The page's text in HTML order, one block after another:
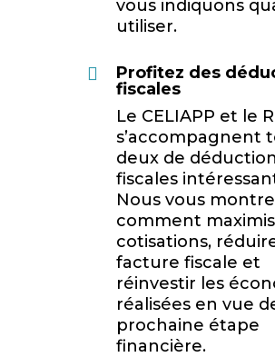
vous indiquons
utiliser.

Profitez des
fiscales
Le CELIAPP et le
s’accompagnent
deux de
fiscales
Nous vous
comment
cotisations,
facture fiscale et
réinvestir les
réalisées en vue
prochaine étape
financière.